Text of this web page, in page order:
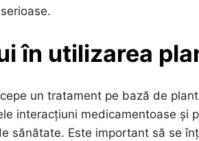
în utilizarea
un tratament pe bază de
interacțiuni medicamentoase și
sănătate. Este important să se